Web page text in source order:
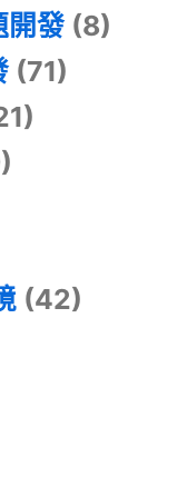
開發(8)
(71)
(42)